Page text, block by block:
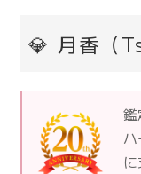
💎 月香（
鑑